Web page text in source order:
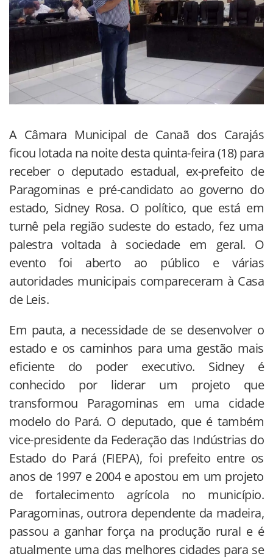
A Câmara Municipal de Canaã dos Carajás
ficou lotada na noite desta quinta-feira (18) para
receber o deputado estadual, ex-prefeito de
Paragominas e pré-candidato ao governo do
estado, Sidney Rosa. O político, que está em
turnê pela região sudeste do estado, fez uma
palestra voltada à sociedade em geral. O
evento foi aberto ao público e várias
autoridades municipais compareceram à Casa
de Leis.
Em pauta, a necessidade de se desenvolver o
estado e os caminhos para uma gestão mais
eficiente do poder executivo. Sidney é
conhecido por liderar um projeto que
transformou Paragominas em uma cidade
modelo do Pará. O deputado, que é também
vice-presidente da Federação das Indústrias do
Estado do Pará (FIEPA), foi prefeito entre os
anos de 1997 e 2004 e apostou em um projeto
de fortalecimento agrícola no município.
Paragominas, outrora dependente da madeira,
passou a ganhar força na produção rural e é
atualmente uma das melhores cidades para se